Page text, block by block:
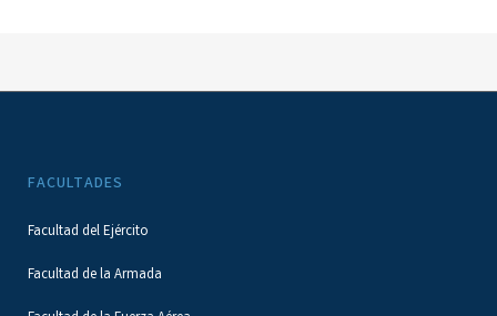
FACULTADES
Facultad del Ejército
Facultad de la Armada